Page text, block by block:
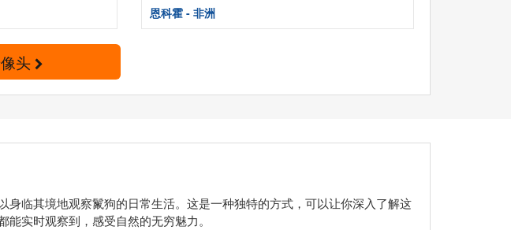
恩科霍 - 非洲
头
身临其境地观察鬣狗的日常生活。这是一种独特的方式，可以让你深入了解这
实时观察到，感受自然的无穷魅力。